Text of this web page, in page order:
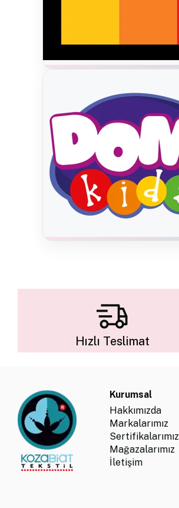
Hızlı Teslimat
Kurumsal
Hakkımızda
Markalarımız
Sertifikalarımız
Mağazalarımız
İletişim